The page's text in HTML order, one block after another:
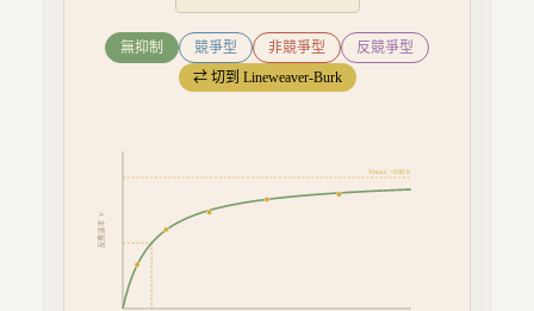
無抑制 競爭型 非競爭型
反競爭型
⇄ 切到 Lineweaver-Burk
反應速率 V
Vmax' =100.0